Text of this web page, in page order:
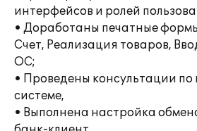
интерфейсов и ролей
• Доработаны печатные
Счет, Реализация товаров,
ОС;
• Проведены консультации по
системе,
• Выполнена настройка